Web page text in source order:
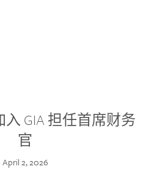
入 GIA 担任首席财务
官
April 2, 2026